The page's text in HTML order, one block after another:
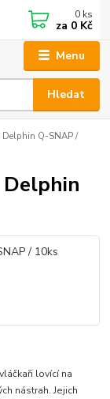
Menu
Hledat
0 ks
za 0 Kč
Delphin Q-SNAP /
lovící na
nástrah. Jejich